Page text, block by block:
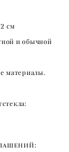
см
и обычной
материалы.